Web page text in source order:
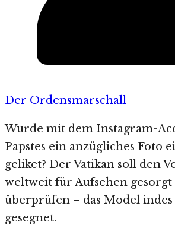
Der Ordensmarschall
Wurde mit dem Instagram-
Papstes ein anzügliches Foto
geliket? Der Vatikan soll den
weltweit für Aufsehen
überprüfen – das Model
gesegnet.